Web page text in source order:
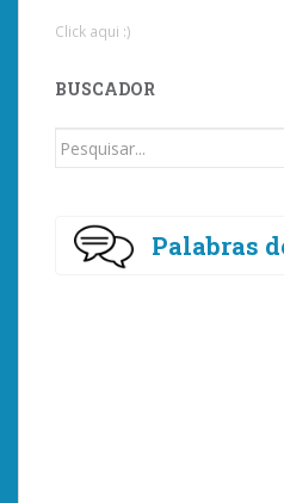
Click aqui :)
BUSCADOR
Procurar
Palabras